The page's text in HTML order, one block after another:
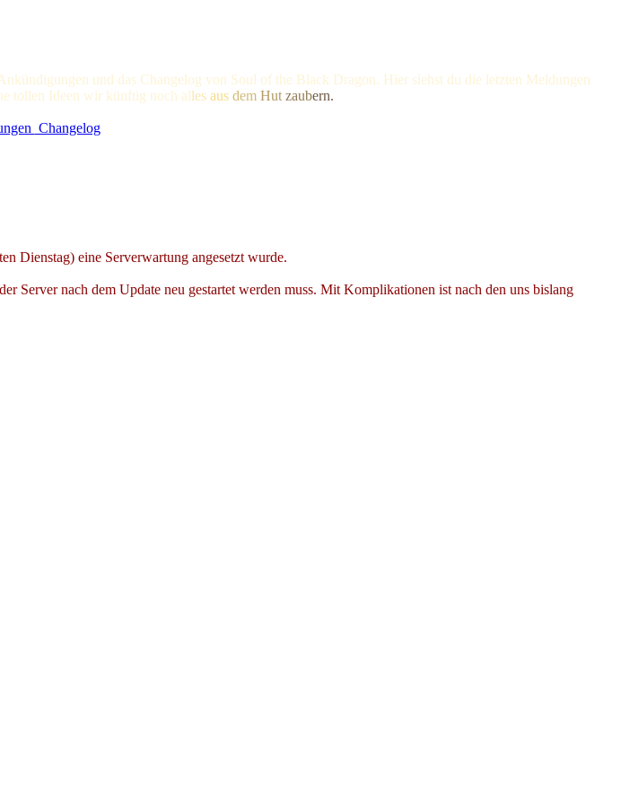
und das Changelog von Soul of the Black Dragon. Hier siehst du die letzten Meldungen
tollen Ideen wir künftig noch alles aus dem Hut zaubern.
Changelog
Dienstag) eine Serverwartung angesetzt wurde.
Server nach dem Update neu gestartet werden muss. Mit Komplikationen ist nach den uns bislang